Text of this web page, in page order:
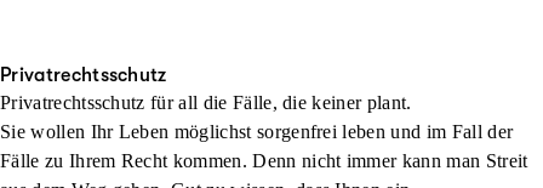
Privatrechtsschutz
Privatrechtsschutz für all die Fälle, die keiner plant.
Sie wollen Ihr Leben möglichst sorgenfrei leben und im Fall der
Fälle zu Ihrem Recht kommen. Denn nicht immer kann man Streit